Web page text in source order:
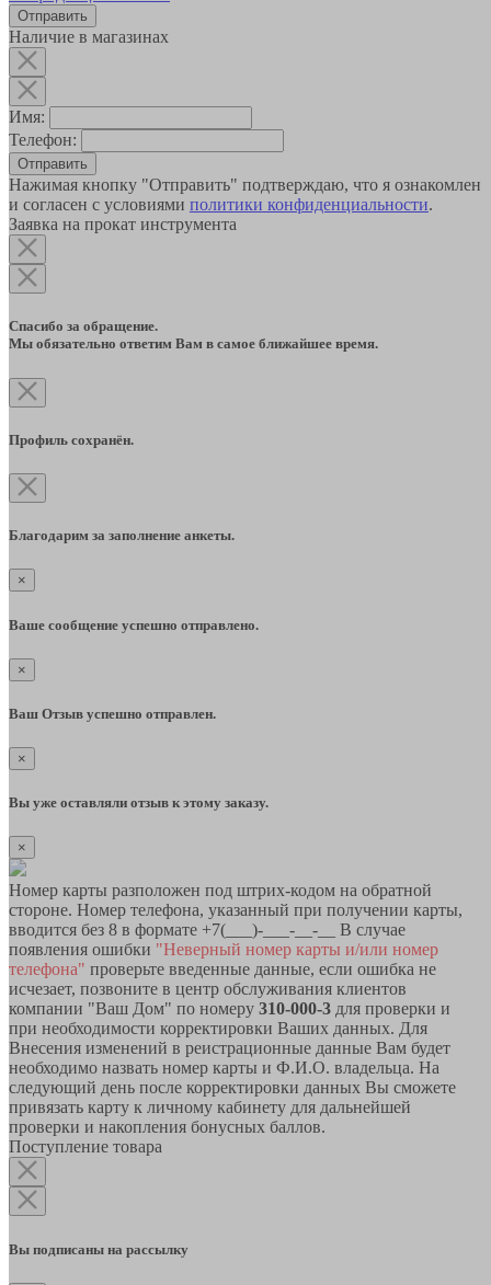
Наличие в магазинах
Имя:
Телефон:
Отправить
Нажимая кнопку "Отправить" подтверждаю, что я ознакомлен
и согласен с условиями политики конфиденциальности.
Заявка на прокат инструмента
Спасибо за обращение.
Мы обязательно ответим Вам в самое ближайшее время.
Профиль сохранён.
Благодарим за заполнение анкеты.
×
Ваше сообщение успешно отправлено.
×
Ваш Отзыв успешно отправлен.
×
Вы уже оставляли отзыв к этому заказу.
×
Номер карты разположен под штрих-кодом на обратной
стороне. Номер телефона, указанный при получении карты,
вводится без 8 в формате +7(___)-___-__-__ В случае
появления ошибки "Неверный номер карты и/или номер
телефона" проверьте введенные данные, если ошибка не
исчезает, позвоните в центр обслуживания клиентов
компании "Ваш Дом" по номеру 310-000-3 для проверки и
при необходимости корректировки Ваших данных. Для
Внесения изменений в реистрационные данные Вам будет
необходимо назвать номер карты и Ф.И.О. владельца. На
следующий день после корректировки данных Вы сможете
привязать карту к личному кабинету для дальнейшей
проверки и накопления бонусных баллов.
Поступление товара
Вы подписаны на рассылку